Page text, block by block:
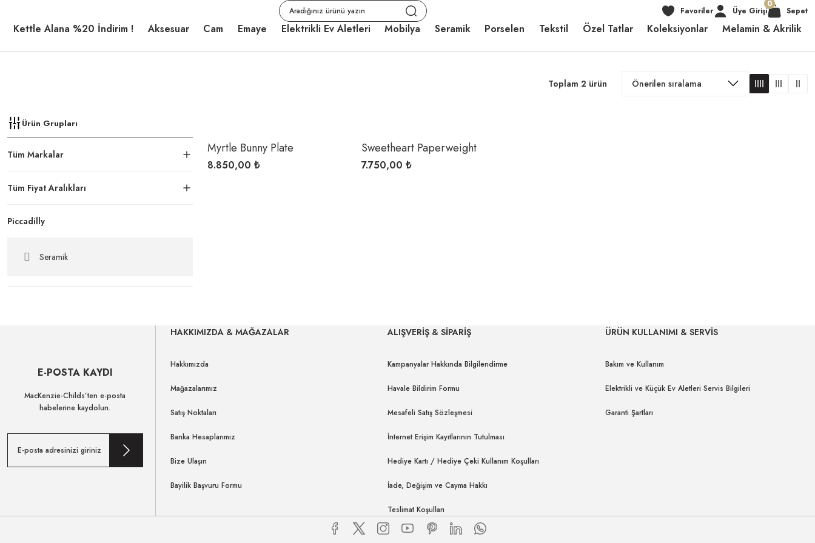
Favoriler Üye Girişi Sepet
0
Kettle Alana %20 İndirim ! Aksesuar Cam Emaye Elektrikli Ev Aletleri Mobilya Seramik Porselen Tekstil Özel Tatlar Koleksiyonlar Melamin & Akrilik
Toplam 2 ürün
Ürün Grupları
Piccadilly
Seramik
Tüm Markalar
Tüm Fiyat Aralıkları
Myrtle Bunny Plate
8.850,00 ₺
Sweetheart Paperweight
7.750,00 ₺
E-POSTA KAYDI
MacKenzie-Childs’ten e-posta
habelerine kaydolun.
HAKKIMIZDA & MAĞAZALAR
Hakkımızda
Mağazalarımız
Satış Noktaları
Banka Hesaplarımız
Bize Ulaşın
Bayilik Başvuru Formu
ALIŞVERİŞ & SİPARİŞ
Kampanyalar Hakkında Bilgilendirme
Havale Bildirim Formu
Mesafeli Satış Sözleşmesi
İnternet Erişim Kayıtlarının Tutulması
Hediye Kartı / Hediye Çeki Kullanım Koşulları
İade, Değişim ve Cayma Hakkı
Teslimat Koşulları
ÜRÜN KULLANIMI & SERVİS
Bakım ve Kullanım
Elektrikli ve Küçük Ev Aletleri Servis Bilgileri
Garanti Şartları